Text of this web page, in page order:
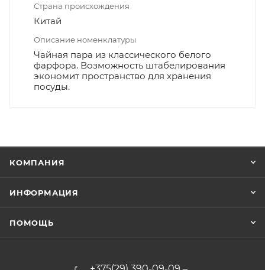
Страна происхождения
Китай
Описание номенклатуры
Чайная пара из классического белого
фарфора. Возможность штабелирования
экономит пространство для хранения
посуды.
КОМПАНИЯ
ИНФОРМАЦИЯ
ПОМОЩЬ